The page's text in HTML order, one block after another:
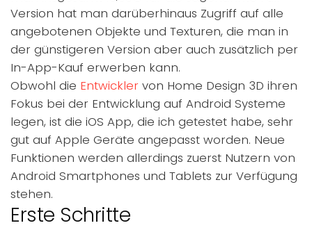
Version hat man darüberhinaus Zugriff auf alle
angebotenen Objekte und Texturen, die man in
der günstigeren Version aber auch zusätzlich per
In-App-Kauf erwerben kann.
Obwohl die Entwickler von Home Design 3D ihren
Fokus bei der Entwicklung auf Android Systeme
legen, ist die iOS App, die ich getestet habe, sehr
gut auf Apple Geräte angepasst worden. Neue
Funktionen werden allerdings zuerst Nutzern von
Android Smartphones und Tablets zur Verfügung
stehen.
Erste Schritte